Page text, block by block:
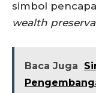
simbol
wealth
Baca Juga